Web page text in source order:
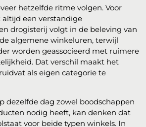
hetzelfde ritme volgen. Voor
een verstandige
drogisterij volgt in de beleving van
algemene winkeluren, terwijl
worden geassocieerd met ruimere
Dat verschil maakt het
als eigen categorie te
dezelfde dag zowel boodschappen
nodig heeft, kan denken dat
voor beide typen winkels. In